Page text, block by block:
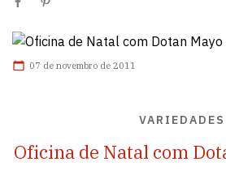
07 de novembro de 2011
VARIEDADES
Oficina de Natal com